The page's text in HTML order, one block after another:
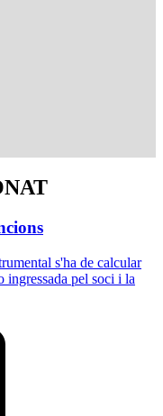
s'ha de calcular
ingressada pel soci i la